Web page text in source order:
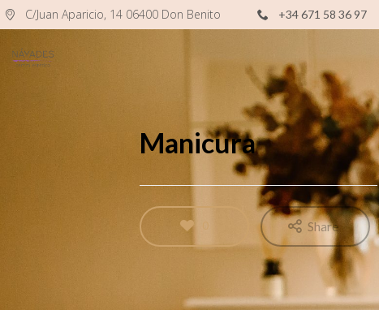
C/Juan Aparicio, 14 06400 Don Benito +34 671 58 36 97
Manicura
Share